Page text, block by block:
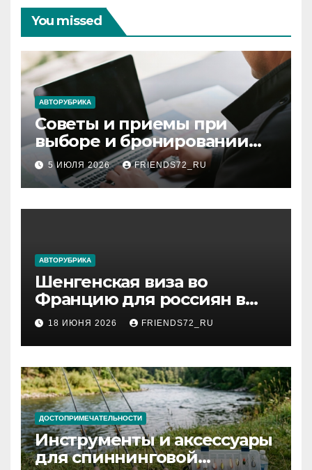
You missed
АВТОРУБРИКА
Советы и приемы при
выборе и бронировании
авиабилетов
5 ИЮЛЯ 2026 FRIENDS72_RU
АВТОРУБРИКА
Шенгенская виза во
Францию для россиян в
2026 году: сроки от 3 дней
и список необходимых
документов
18 ИЮНЯ 2026 FRIENDS72_RU
ДОСТОПРИМЕЧАТЕЛЬНОСТИ
Инструменты и аксессуары
для спиннинговой